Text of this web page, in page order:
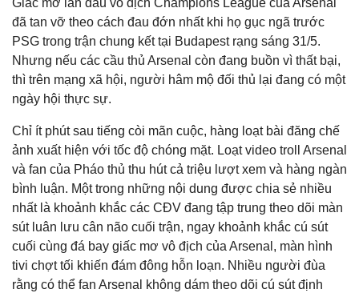
đã tan vỡ theo cách đau đớn nhất khi họ gục ngã trước
PSG trong trận chung kết tại Budapest rạng sáng 31/5.
Nhưng nếu các cầu thủ Arsenal còn đang buồn vì thất bại,
thì trên mạng xã hội, người hâm mộ đối thủ lại đang có một
ngày hội thực sự.
Chỉ ít phút sau tiếng còi mãn cuộc, hàng loạt bài đăng chế
ảnh xuất hiện với tốc độ chóng mặt. Loạt video troll Arsenal
và fan của Pháo thủ thu hút cả triệu lượt xem và hàng ngàn
bình luận. Một trong những nội dung được chia sẻ nhiều
nhất là khoảnh khắc các CĐV đang tập trung theo dõi màn
sút luân lưu cân não cuối trận, ngay khoảnh khắc cú sút
cuối cùng đá bay giấc mơ vô địch của Arsenal, màn hình
tivi chợt tối khiến đám đông hỗn loạn. Nhiều người đùa
rằng có thể fan Arsenal không dám theo dõi cú sút định